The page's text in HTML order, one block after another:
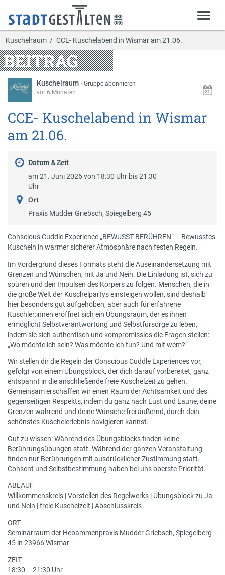
Kuschelraum CCE- Kuschelabend in Wismar am 21.06.
BEITRAG
Kuschelraum ·Gruppe abonnieren
vor 6 Monaten
CCE- Kuschelabend in Wismar
am 21.06.
Datum & Zeit
am 21. Juni 2026 von 18:30 Uhr bis 21:30
Uhr
Ort
Praxis Mudder Griebsch, Spiegelberg 45
Conscious Cuddle Experience „BEWUSST BERÜHREN“ – Bewusstes
Kuscheln in warmer sicherer Atmosphäre nach festen Regeln.
Im Vordergrund dieses Formats steht die Auseinandersetzung mit
Grenzen und Wünschen, mit Ja und Nein. Die Einladung ist, sich zu
spüren und den Impulsen des Körpers zu folgen. Menschen, die in
die große Welt der Kuschelpartys einsteigen wollen, sind deshalb
hier besonders gut aufgehoben, aber auch für erfahrene
Kuschler:innen eröffnet sich ein Übungsraum, der es ihnen
ermöglicht Selbstverantwortung und Selbstfürsorge zu leben,
indem sie sich authentisch und kompromisslos die Fragen stellen:
„Wo möchte ich sein? Was möchte ich tun? Und mit wem?“
Wir stellen dir die Regeln der Conscious Cuddle Experiences vor,
gefolgt von einem Übungsblock, der dich darauf vorbereitet, ganz
entspannt in die anschließende freie Kuschelzeit zu gehen.
Gemeinsam erschaffen wir einen Raum der Achtsamkeit und des
gegenseitigen Respekts, indem du ganz nach Lust und Laune, deine
Grenzen wahrend und deine Wünsche frei äußernd, durch dein
schönstes Kuschelerlebnis navigieren kannst.
Gut zu wissen: Während des Übungsblocks finden keine
Berührungsübungen statt. Während der ganzen Veranstaltung
finden nur Berührungen mit ausdrücklicher Zustimmung statt.
Consent und Selbstbestimmung haben bei uns oberste Priorität.
ABLAUF
Willkommenskreis | Vorstellen des Regelwerks | Übungsblock zu Ja
und Nein | freie Kuschelzeit | Abschlusskreis
ORT
Seminarraum der Hebammenpraxis Mudder Griebsch, Spiegelberg
45 in 23966 Wismar
ZEIT
18:30 – 21:30 Uhr